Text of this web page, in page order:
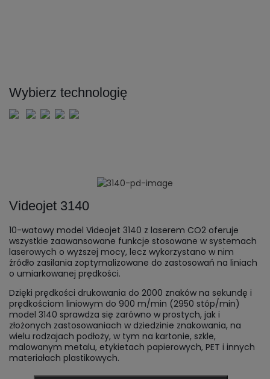
Wybierz technologię
Videojet 3140
10-watowy model Videojet 3140 z laserem CO2 oferuje
wszystkie zaawansowane funkcje stosowane w systemach
laserowych o wyższej mocy, lecz wykorzystano w nim
źródło zasilania zoptymalizowane do zastosowań na liniach
o umiarkowanej prędkości.
Dzięki prędkości drukowania do 2000 znaków na sekundę i
prędkościom liniowym do 900 m/min (2950 stóp/min)
model 3140 sprawdza się zarówno w prostych, jak i
złożonych zastosowaniach w dziedzinie znakowania, na
wielu rodzajach podłoży, w tym na kartonie, szkle,
malowanym metalu, etykietach papierowych, PET i innych
materiałach plastikowych.